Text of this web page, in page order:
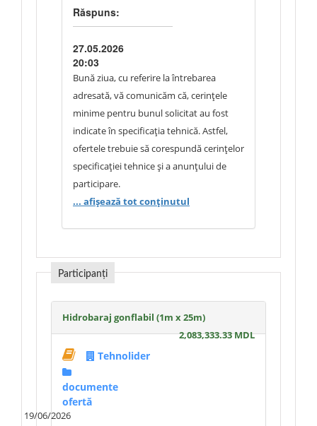
Răspuns:
27.05.2026
20:03
Bună ziua, cu referire la întrebarea
adresată, vă comunicăm că, cerințele
minime pentru bunul solicitat au fost
indicate în specificația tehnică. Astfel,
ofertele trebuie să corespundă cerințelor
specificației tehnice și a anunțului de
participare.
... afișează tot conținutul
Participanți
Hidrobaraj gonflabil (1m x 25m)
2,083,333.33 MDL
Tehnolider
documente
ofertă
19/06/2026